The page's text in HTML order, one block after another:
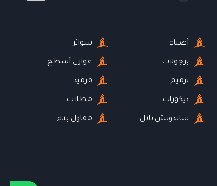
أصباغ
برجولات
ترميم
ديكورات
ساندوتش بانل
سواتر
عوازل أسطح
قرميد
مظلات
مقاول بناء